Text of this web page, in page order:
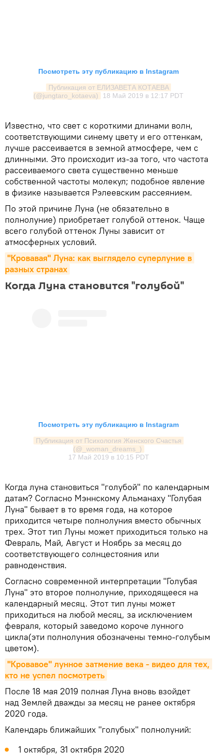
Посмотреть эту публикацию в Instagram
Публикация от ЕЛИЗАВЕТА КОТАЕВА
(@jungtaro_kotaeva)
18 Май 2019 в 12:17 PDT
Известно, что свет с короткими длинами волн,
соответствующими синему цвету и его оттенкам,
лучше рассеивается в земной атмосфере, чем с
длинными. Это происходит из-за того, что частота
рассеиваемого света существенно меньше
собственной частоты молекул; подобное явление
в физике называется Рэлеевским рассеянием.
По этой причине Луна (не обязательно в
полнолуние) приобретает голубой оттенок. Чаще
всего голубой оттенок Луны зависит от
атмосферных условий.
"Кровавая" Луна: как выглядело суперлуние в
разных странах
Когда Луна становится "голубой"
Посмотреть эту публикацию в Instagram
Публикация от Психология Женского Счастья
(@_woman_dreams_)
17 Май 2019 в 10:15 PDT
Когда луна становиться "голубой" по календарным
датам? Согласно Мэннскому Альманаху "Голубая
Луна" бывает в то время года, на которое
приходится четыре полнолуния вместо обычных
трех. Этот тип Луны может приходиться только на
Февраль, Май, Август и Ноябрь за месяц до
соответствующего солнцестояния или
равноденствия.
Согласно современной интерпретации "Голубая
Луна" это второе полнолуние, приходящееся на
календарный месяц. Этот тип луны может
приходиться на любой месяц, за исключением
февраля, который заведомо короче лунного
цикла(эти полнолуния обозначены темно-голубым
цветом).
"Кровавое" лунное затмение века - видео для тех,
кто не успел посмотреть
После 18 мая 2019 полная Луна вновь взойдет
над Землей дважды за месяц не ранее октября
2020 года.
Календарь ближайших "голубых" полнолуний:
1 октября, 31 октября 2020